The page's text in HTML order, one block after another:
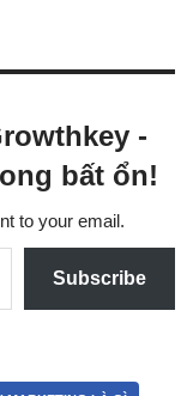
-
bất ổn!
to your email.
Subscribe